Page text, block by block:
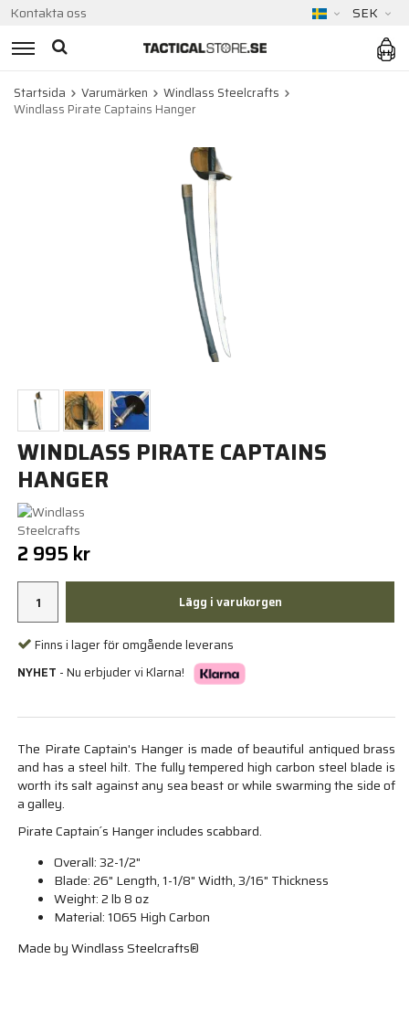
Kontakta oss SEK
Startsida Varumärken
Windlass Steelcrafts
Windlass Pirate Captains Hanger
WINDLASS PIRATE CAPTAINS
HANGER
2 995 kr
Lägg i varukorgen
Finns i lager för omgående leverans
NYHET - Nu erbjuder vi Klarna!
The Pirate Captain's Hanger is made of beautiful antiqued brass
and has a steel hilt. The fully tempered high carbon steel blade is
worth its salt against any sea beast or while swarming the side of
a galley.
Pirate Captain´s Hanger includes scabbard.
Overall: 32-1/2"
Blade: 26" Length, 1-1/8" Width, 3/16" Thickness
Weight: 2 lb 8 oz
Material: 1065 High Carbon
Made by Windlass Steelcrafts®